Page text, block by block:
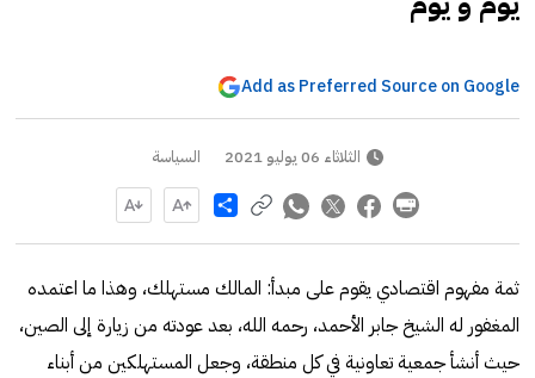
Add as Preferred Source on Google
الثلاثاء 06 يوليو 2021 السياسة
Share
ثمة مفهوم اقتصادي يقوم على مبدأ: المالك مستهلك، وهذا ما اعتمده
المغفور له الشيخ جابر الأحمد، رحمه الله، بعد عودته من زيارة إلى الصين،
حيث أنشأ جمعية تعاونية في كل منطقة، وجعل المستهلكين من أبناء